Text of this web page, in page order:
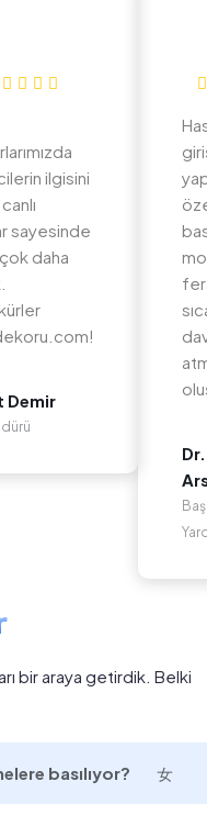
ilgisini
sayesinde
daha
Demir
bir araya getirdik. Belki
basılıyor?